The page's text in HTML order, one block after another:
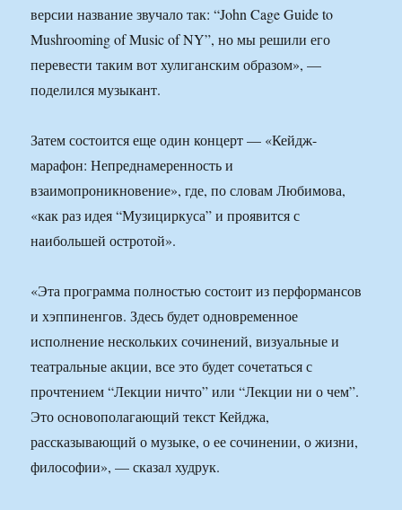
версии название звучало так: “John Cage Guide to
Mushrooming of Music of NY”, но мы решили его
перевести таким вот хулиганским образом», —
поделился музыкант.
Затем состоится еще один концерт — «Кейдж-
марафон: Непреднамеренность и
взаимопроникновение», где, по словам Любимова,
«как раз идея “Музициркуса” и проявится с
наибольшей остротой».
«Эта программа полностью состоит из перформансов
и хэппиненгов. Здесь будет одновременное
исполнение нескольких сочинений, визуальные и
театральные акции, все это будет сочетаться с
прочтением “Лекции ничто” или “Лекции ни о чем”.
Это основополагающий текст Кейджа,
рассказывающий о музыке, о ее сочинении, о жизни,
философии», — сказал худрук.